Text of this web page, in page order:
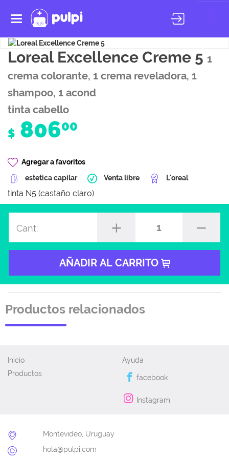
Toggle
navigation
Loreal Excellence Creme 5 1
crema colorante, 1 crema reveladora, 1
shampoo, 1 acond
tinta cabello
$ 80600
Agregar a favoritos
estetica capilar
Venta libre L'oreal
tinta N5 (castaño claro)
Cant: 1
AÑADIR AL CARRITO
Productos relacionados
Inicio
Productos
Ayuda
facebook
Instagram
Montevideo, Uruguay
hola@pulpi.com